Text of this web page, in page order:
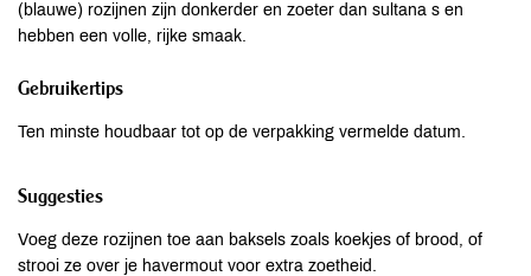
(blauwe) rozijnen zijn donkerder en zoeter dan sultana s en
hebben een volle, rijke smaak.
Gebruikertips
Ten minste houdbaar tot op de verpakking vermelde datum.
Suggesties
Voeg deze rozijnen toe aan baksels zoals koekjes of brood, of
strooi ze over je havermout voor extra zoetheid.